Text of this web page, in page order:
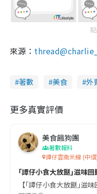
來源： thread@
著數 美食 外
更多真實評價
美食餓狗團
著數報料
譚仔雲南米線 (中
｢譚仔小食大放餸｣滋味回
【｢譚仔小食大放餸｣滋